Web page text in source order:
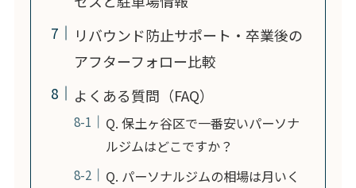
リバウンド防止サポート・卒業後の
アフターフォロー比較
よくある質問（FAQ）
Q. 保土ヶ谷区で一番安いパーソナ
ルジムはどこですか？
Q. パーソナルジムの相場は月いく